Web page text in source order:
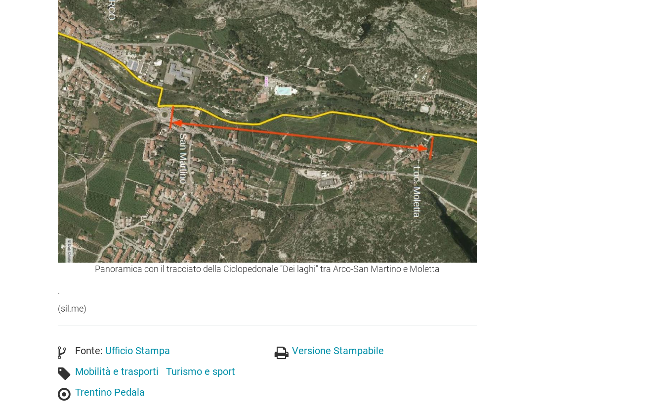
Panoramica con il tracciato della Ciclopedonale "Dei laghi" tra Arco-San Martino e Moletta
.
(sil.me)
Fonte: Ufficio Stampa
Mobilità e trasporti
Turismo e sport
Trentino Pedala
Versione Stampabile